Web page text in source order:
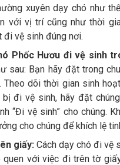
xuyên dạy chó như
với vị trí cũng như thời
đi vệ sinh đúng nơi.
Phốc Hươu đi vệ sinh
sau: Bạn hãy đặt trong
Theo dõi thời gian sinh
bị đi vệ sinh, hãy đặt
“Đi vệ sinh” cho chúng.
cho chúng để khích lệ
giấy: Cách dạy chó đi vệ
quen với việc đi trên tờ